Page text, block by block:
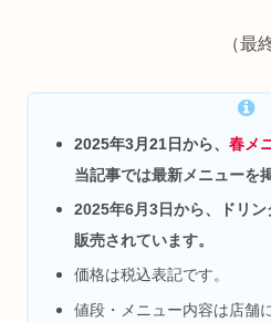
（最
2025年3月21日から、春メ
当記事では最新メニューを
2025年6月3日から、ドリ
販売されています。
価格は税込表記です。
値段・メニュー内容は店舗